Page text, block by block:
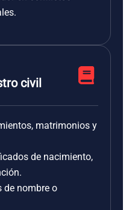
civil
matrimonios y
de nacimiento,
de nombre o